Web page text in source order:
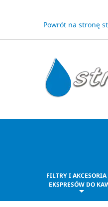
Powrót na stronę
FILTRY I AKCESORIA
EKSPRESÓW DO